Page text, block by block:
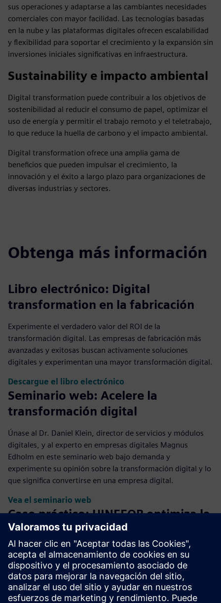
sus operaciones y adaptarse a las cambiantes necesidades
comerciales con mayor facilidad. Las tecnologías basadas
en la nube y las plataformas digitales ofrecen escalabilidad
y flexibilidad para soportar el crecimiento y la expansión sin
inversiones iniciales significativas en infraestructura.
Sustainability e impacto ambiental
Digital transformation puede contribuir a los objetivos de
sostenibilidad al reducir el consumo de papel, optimizar el
uso de energía y permitir el trabajo remoto y el teletrabajo,
lo que reduce la huella de carbono y el impacto ambiental.
Digital transformation ofrece una amplia gama de
beneficios que pueden impulsar el crecimiento, la
innovación y el éxito a largo plazo para organizaciones de
diversas industrias y sectores.
Obtenga más información
Libro electrónico: Digital
transformation en la fabricación
Experimente el verdadero valor del ROI de la
transformación digital. Las empresas de fabricación más
avanzadas y exitosas buscan activamente soluciones
digitales y experimentan una mayor transformación digital.
Descargue el libro electrónico
Seminario web: Acelere la
transformación digital
Únase al Dr. Daniel Klein, director de servicios y módulos
digitales, y al experto en empresas digitales Magnus
Edholm en este seminario web bajo demanda y
experimente su opinión sobre la transformación digital y lo
que significa convertirse en una empresa digital.
Vea el seminario web
Caso práctico: UINFFOR optimiza la
producción
UINFFOR Software Co., Ltd. es un proveedor de soluciones
digitales que opera en la industria electrónica y de
semiconductores. Ayuda a los clientes a realizar
plenamente estrategias integrales de digitalización y
optimizar las operaciones de fabricación.